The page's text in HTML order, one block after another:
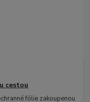
cestou
fólie zakoupenou